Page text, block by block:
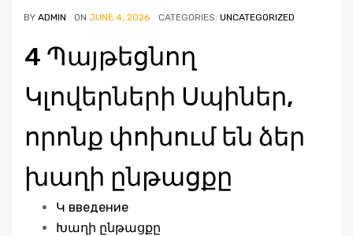
BY ADMIN ON JUNE 4, 2026 CATEGORIES: UNCATEGORIZED
4 Պայթեցնող
Կլովերների Սպիներ,
որոնք փոխում են ձեր
խաղի ընթացքը
Կ введение
Խաղի ընթացքը